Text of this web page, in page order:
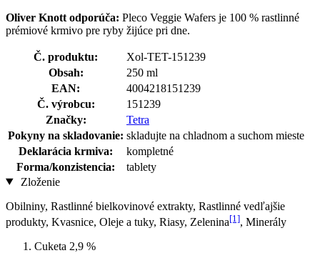
Oliver Knott odporúča: Pleco Veggie Wafers je 100 % rastlinné
prémiové krmivo pre ryby žijúce pri dne.
Č. produktu:
Xol-TET-151239
Obsah:
250 ml
EAN:
4004218151239
Č. výrobcu:
151239
Značky:
Tetra
Pokyny na skladovanie: skladujte na chladnom a suchom mieste
Deklarácia krmiva:
kompletné
Forma/konzistencia:
tablety
Zloženie
Obilniny, Rastlinné bielkovinové extrakty, Rastlinné vedľajšie
produkty, Kvasnice, Oleje a tuky, Riasy, Zelenina[1], Minerály
Cuketa 2,9 %